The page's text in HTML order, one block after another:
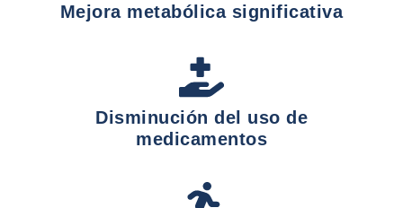
Mejora metabólica significativa
Disminución del uso de
medicamentos